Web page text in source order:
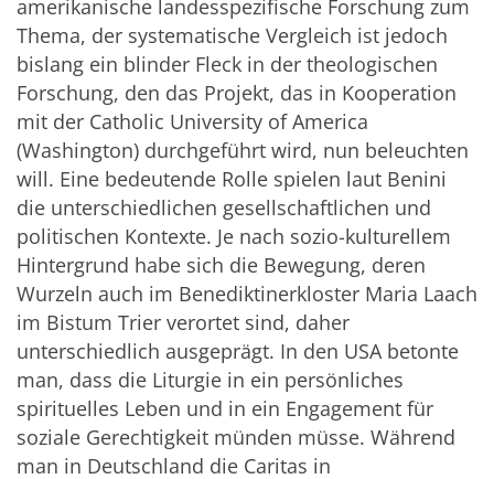
amerikanische landesspezifische Forschung zum
Thema, der systematische Vergleich ist jedoch
bislang ein blinder Fleck in der theologischen
Forschung, den das Projekt, das in Kooperation
mit der Catholic University of America
(Washington) durchgeführt wird, nun beleuchten
will. Eine bedeutende Rolle spielen laut Benini
die unterschiedlichen gesellschaftlichen und
politischen Kontexte. Je nach sozio-kulturellem
Hintergrund habe sich die Bewegung, deren
Wurzeln auch im Benediktinerkloster Maria Laach
im Bistum Trier verortet sind, daher
unterschiedlich ausgeprägt. In den USA betonte
man, dass die Liturgie in ein persönliches
spirituelles Leben und in ein Engagement für
soziale Gerechtigkeit münden müsse. Während
man in Deutschland die Caritas in